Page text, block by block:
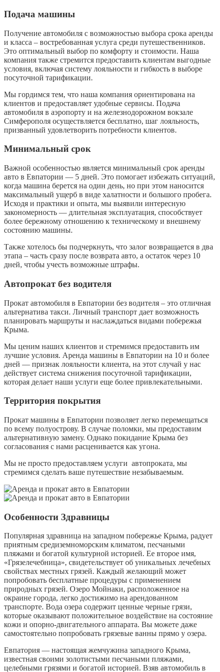
Подача машины
Получение автомобиля с возможностью выбора срока аренды
и класса – востребованная услуга среди путешественников.
Это оптимальный выбор по комфорту и стоимости. Наша
компания также стремится предоставить клиентам выгодные
условия, включая систему лояльности и гибкость в выборе
посуточной тарификации.
Мы гордимся тем, что наша компания ориентирована на
клиентов и предоставляет удобные сервисы. Подача
автомобиля в аэропорту и на железнодорожном вокзале
Симферополя осуществляется бесплатно, шаг лояльность,
призванный удовлетворить потребности клиентов.
Минимальный срок
Важной особенностью является минимальный срок аренды
авто в Евпатории — 5 дней. Это помогает избежать ситуаций,
когда машина берется на один день, но при этом наносится
максимальный ущерб в виде халатности и большого пробега.
Исходя и практики и опыта, мы выявили интересную
закономерность — длительная эксплуатация, способствует
более бережному отношению к техническому и внешнему
состоянию машины.
Также хотелось бы подчеркнуть, что залог возвращается в два
этапа – часть сразу после возврата авто, а остаток через 10
дней, чтобы учесть возможные штрафы.
Автопрокат без водителя
Прокат автомобиля в Евпатории без водителя – это отличная
альтернатива такси. Личный транспорт дает возможность
планировать маршруты и наслаждаться видами побережья
Крыма.
Мы ценим наших клиентов и стремимся предоставить им
лучшие условия. Аренда машины в Евпатории на 10 и более
дней — признак лояльности клиента, на этот случай у нас
действует система снижения посуточной тарификации,
которая делает наши услуги еще более привлекательными.
Территория покрытия
Прокат машины в Евпатории позволяет легко перемещаться
по всему полуострову. В случае поломки, мы предоставим
альтернативную замену. Однако покидание Крыма без
согласования с нами расценивается как угона.
Мы не просто предоставляем услуги автопроката, мы
стремимся сделать ваше путешествие незабываемым.
Особенности Здравницы
Популярная здравница на западном побережье Крыма, радует
приятным средиземноморским климатом, песчаными
пляжами и богатой культурной историей. Ее второе имя,
«Грязелечебница», свидетельствует об уникальных лечебных
свойствах местных грязей. Каждый желающий может
попробовать бесплатные процедуры с применением
природных грязей. Озеро Мойнаки, расположенное на
окраине города, легко достижимо на арендованном
транспорте. Вода озера содержит ценные черные грязи,
которые оказывают положительное воздействие на состояние
кожи и опорно-двигательного аппарата. Вы можете даже
самостоятельно попробовать грязевые ванны прямо у озера.
Евпатория — настоящая жемчужина западного Крыма,
известная своими золотистыми песчаными пляжами,
целебными грязями и богатой историей. Взяв автомобиль в